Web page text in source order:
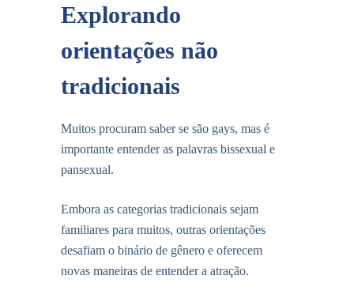
Explorando
orientações não
tradicionais
Muitos procuram saber se são gays, mas é
importante entender as palavras bissexual e
pansexual.
Embora as categorias tradicionais sejam
familiares para muitos, outras orientações
desafiam o binário de gênero e oferecem
novas maneiras de entender a atração.